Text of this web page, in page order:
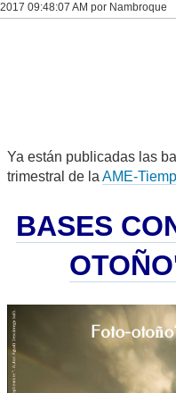
2017 09:48:07 AM por Nambroque
Ya están publicadas las
trimestral de la AME-
BASES